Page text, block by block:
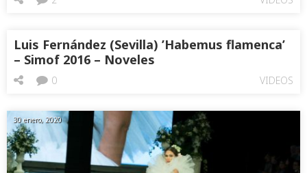
Luis Fernández (Sevilla) ’Habemus flamenca’
– Simof 2016 – Noveles
VIDEOS
0
30 enero, 2020